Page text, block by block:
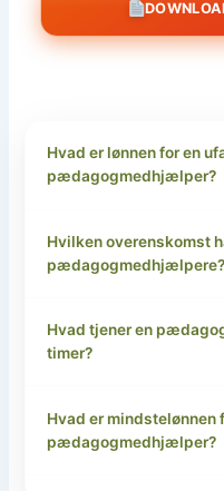
Hvad er lønnen for en
pædagogmedhjælper?
Hvilken overenskomst
pædagogmedhjælpere?
Hvad tjener en
timer?
Hvad er mindstelønnen
pædagogmedhjælper?